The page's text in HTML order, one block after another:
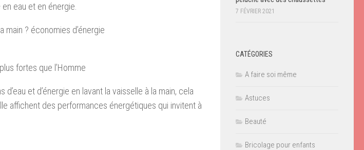
eau et en énergie.
main ? économies d’énergie
fortes que l’Homme
d’eau et d’énergie en lavant la vaisselle à la main, cela
affichent des performances énergétiques qui invitent à
7 FÉVRIER 2021
CATÉGORIES
A faire soi même
Astuces
Beauté
Bricolage pour enfants